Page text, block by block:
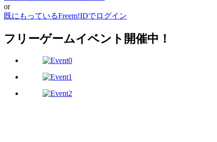
or
既にもっているFreem!IDでログイン
フリーゲームイベント開催中！